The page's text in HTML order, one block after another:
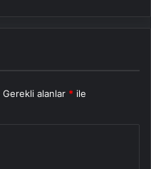
Gerekli alanlar * ile